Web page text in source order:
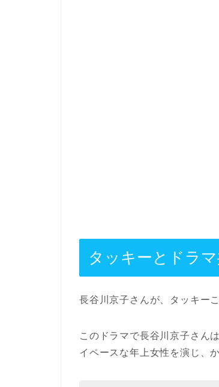
タッキーとドラ
長谷川京子さんが、タッキー
このドラマで長谷川京子さん
イペースな年上女性を演じ、